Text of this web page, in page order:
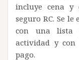
incluye cena y
seguro RC. Se
con una lista
actividad y
pago.